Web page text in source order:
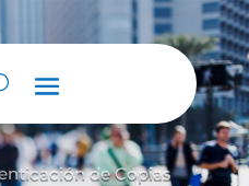
de Copias